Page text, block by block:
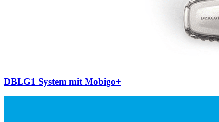
DBLG1 System mit Mobigo+